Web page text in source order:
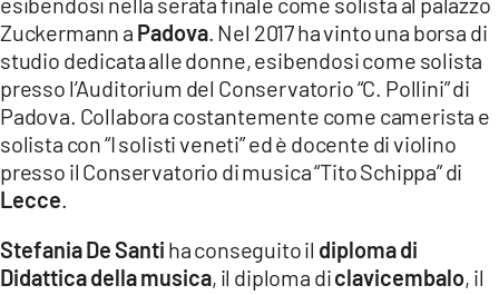
Zuckermann a Padova. Nel 2017 ha vinto una borsa di
studio dedicata alle donne, esibendosi come solista
presso l’Auditorium del Conservatorio “C. Pollini” di
Padova. Collabora costantemente come camerista e
solista con “I solisti veneti” ed è docente di violino
presso il Conservatorio di musica “Tito Schippa” di
Lecce
Stefania De Santi ha conseguito il diploma di
Didattica della musica, il diploma diclavicembalo, il